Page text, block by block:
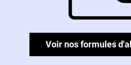
Voir nos formules